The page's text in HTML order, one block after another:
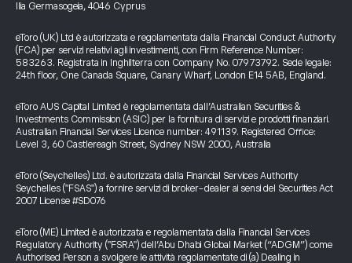
Ilia Germasogeia, 4046 Cyprus
eToro (UK) Ltd è autorizzata e regolamentata dalla Financial Conduct Authority
(FCA) per servizi relativi agli investimenti, con Firm Reference Number:
583263. Registrata in Inghilterra con Company No. 07973792. Sede legale:
24th floor, One Canada Square, Canary Wharf, London E14 5AB, England.
eToro AUS Capital Limited è regolamentata dall’Australian Securities &
Investments Commission (ASIC) per la fornitura di servizi e prodotti finanziari.
Australian Financial Services Licence number: 491139. Registered Office:
Level 3, 60 Castlereagh Street, Sydney NSW 2000, Australia
eToro (Seychelles) Ltd. è autorizzata dalla Financial Services Authority
Seychelles ("FSAS") a fornire servizi di broker-dealer ai sensi del Securities Act
2007 License #SD076
eToro (ME) Limited è autorizzata e regolamentata dalla Financial Services
Regulatory Authority ("FSRA") dell’Abu Dhabi Global Market (“ADGM”) come
Authorised Person a svolgere le attività regolamentate di (a) Dealing in